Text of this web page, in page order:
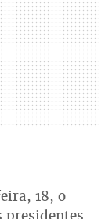
18, o